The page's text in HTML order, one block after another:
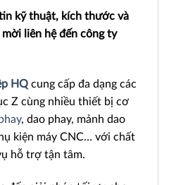
kỹ thuật, kích thước và
liên hệ đến công ty
HQ cung cấp đa dạng các
Z cùng nhiều thiết bị cơ
, dao phay, mảnh dao
kiện máy CNC… với chất
hỗ trợ tận tâm.